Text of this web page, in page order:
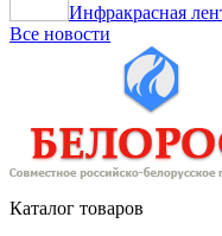
Инфракрасная
Все новости
Каталог товаров